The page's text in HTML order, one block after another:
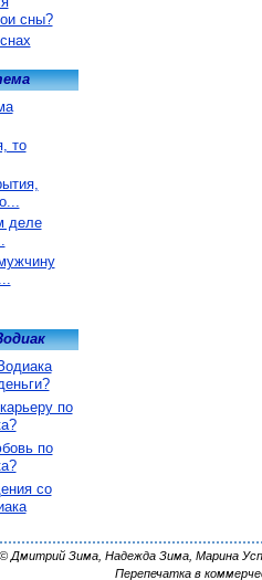
сны?
то
деле
по
по
со
© Дмитрий Зима, Надежда Зима, Марина
Перепечатка в